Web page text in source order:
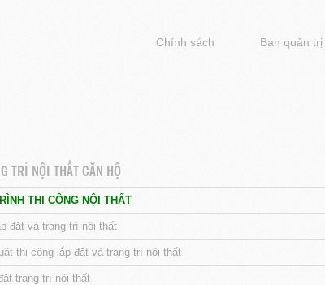
Chính sách Ban quản trị
TRÍ NỘI THẤT CĂN HỘ
THI CÔNG NỘI THẤT
đặt và trang trí nội thất
thi công lắp đặt và trang trí nội thất
trang trí nội thất